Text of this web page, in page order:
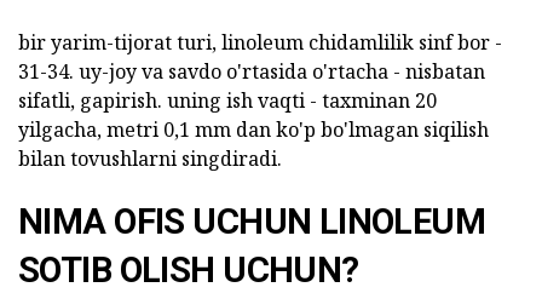
bir yarim-tijorat turi, linoleum chidamlilik sinf bor -
31-34. uy-joy va savdo o'rtasida o'rtacha - nisbatan
sifatli, gapirish. uning ish vaqti - taxminan 20
yilgacha, metri 0,1 mm dan ko'p bo'lmagan siqilish
bilan tovushlarni singdiradi.
NIMA OFIS UCHUN LINOLEUM
SOTIB OLISH UCHUN?